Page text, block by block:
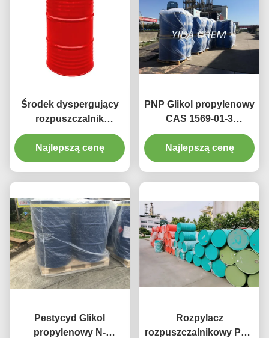
Środek dyspergujący
rozpuszczalnik
pestycydowy
Rozcieńczający glikol
propylenowy Propyl
Najlepszą cenę
PNP Glikol propylenowy
CAS 1569-01-3
Chemiczny środek
pomocniczy
Najlepszą cenę
Pestycyd Glikol
propylenowy N-
Rozpylacz
rozpuszczalnikowy PNP